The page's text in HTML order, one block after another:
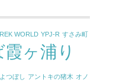
WORLD YPJ-R すさみ町
ヶ浦り
よつぼし アントキの猪木 オノ